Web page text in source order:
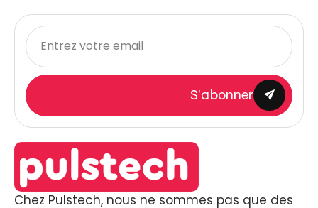
Chez Pulstech, nous ne sommes pas que des
S'abonner